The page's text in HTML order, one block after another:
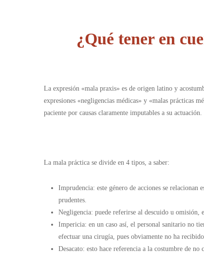
¿Qué tener en
La expresión «mala praxis» es de origen latino y
expresiones «negligencias médicas» y «malas prácticas
paciente por causas claramente imputables a su actuación.
La mala práctica se divide en 4 tipos, a saber:
Imprudencia: este género de acciones se
prudentes.
Negligencia: puede referirse al descuido u omisión,
Impericia: en un caso así, el personal sanitario no
efectuar una cirugía, pues obviamente no ha
Desacato: esto hace referencia a la costumbre de